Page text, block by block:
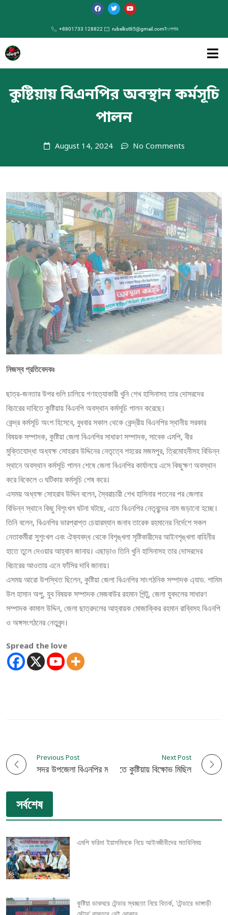
+8801733 128822 rubelkst85@gmail.comই-পেপার
কুষ্টিয়ায় বিএনপির অবস্থান কর্মসূচি
পালন
August 14, 2024 No Comments
নিজস্ব প্রতিবেদকঃ
ছাত্র-জনতার উপর গুলি চালিয়ে গণহত্যাকারী খুনি শেখ হাসিনাসহ তার দোসরদের
বিচারের দাবিতে কুষ্টিয়ায় বিএনপি অবস্থান কর্মসূচি পালন করেছে।
কেন্দ্র কর্মসূচি অংশ হিসেবে, বুধবার সকাল থেকে কেন্দ্রীয় বিএনপির স্থানীয় সরকার
বিষয়ক সম্পাদক, কুষ্টিয়া জেলা বিএনপির সাধারণ সম্পাদক, সাবেক এমপি, বীর
মুক্তিযোদ্ধা অধ্যক্ষ সোহরাব উদ্দিনের নেতৃত্বে শহরের মজমপুর, ত্রিমোহনীসহ বিভিন্ন
স্থানে অবস্থান কর্মসূচি পালন শেষে জেলা বিএনপির কার্যালয়ে এসে কিছুক্ষণ অবস্থান
করে বিকেলে ৩ ঘটিকায় কর্মসূচি শেষ করে।
এসময় অধ্যক্ষ সোহরাব উদ্দিন বলেন, স্বৈরাচারী শেখ হাসিনার পতনের পর জেলার
বিভিন্ন স্থানে কিছু বিশৃংখল ঘটনা ঘটছে, এতে বিএনপির নেতৃবৃন্দের নাম জড়ানো হচ্ছে।
তিনি বলেন, বিএনপির ভারপ্রাপ্ত চেয়ারম্যান জনাব তারেক রহমানের নির্দেশে সকল
নেতাকর্মীরা সুশৃংখল এবং ঐক্যবদ্ধ থেকে বিশৃঙ্খলা সৃষ্টিকারীদের আইনশৃঙ্খলা বাহিনীর
হাতে তুলে দেওয়ার আহ্বান জানায়। এছাড়াও তিনি খুনি হাসিনাসহ তার দোসরদের
বিচারের আওতায় এনে ফাঁসির দাবি জানায়।
এসময় আরো উপস্থিত ছিলেন, কুষ্টিয়া জেলা বিএনপির সাংগঠনিক সম্পাদক এ্যাড. শামিম
উল হাসান অপু, যুব বিষয়ক সম্পাদক মেজবাউর রহমান পিন্টু, জেলা যুবদলের সাধারণ
সম্পাদক কামাল উদ্দিন, জেলা ছাত্রদলের আহ্বায়ক মোজাক্কির রহমান রাব্বিসহ বিএনপি
ও অঙ্গসংগঠনের নেতৃবৃন্দ।
Spread the love
P
o
t
n
a
v
Previous Post
সদর উপজেলা বিএনপির মতবিনিময় সভা অনুষ্ঠিত
Next Post
শেখ হাসিনার ফাঁসির দাবিতে কুষ্টিয়ায় বিক্ষোভ মিছিল
সর্বশেষ
এমপি ফরিদা ইয়াসমিনকে নিয়ে আইনজীবীদের মতবিনিময়
কুষ্টিয়া ডাকঘরে টেন্ডার স্বচ্ছতা নিয়ে বিতর্ক, ‘টেন্ডারে ভাঙ্গাড়ী